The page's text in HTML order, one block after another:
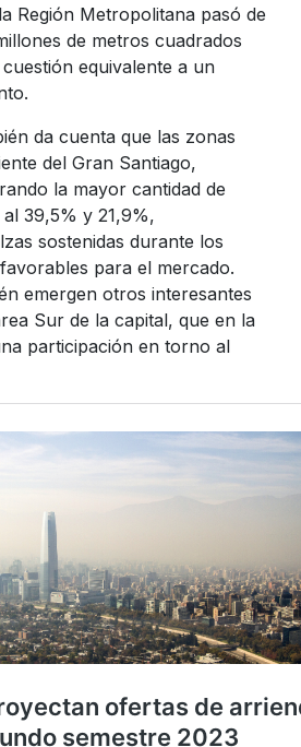
Región Metropolitana pasó de
de metros cuadrados
equivalente a un
da cuenta que las zonas
del Gran Santiago,
la mayor cantidad de
39,5% y 21,9%,
sostenidas durante los
para el mercado.
emergen otros interesantes
Sur de la capital, que en la
participación en torno al